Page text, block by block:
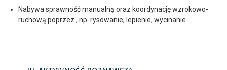
Nabywa sprawność manualną oraz koordynację wzrokowo-
ruchową poprzez , np. rysowanie, lepienie, wycinanie.